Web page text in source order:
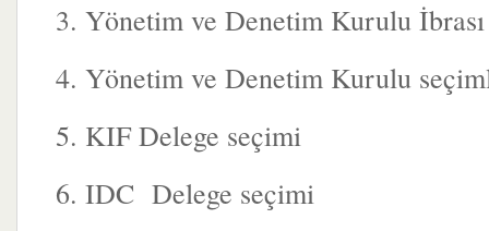
3. Yönetim ve Denetim Kurulu İbrası
4. Yönetim ve Denetim Kurulu
5. KIF Delege seçimi
6. IDC Delege seçimi